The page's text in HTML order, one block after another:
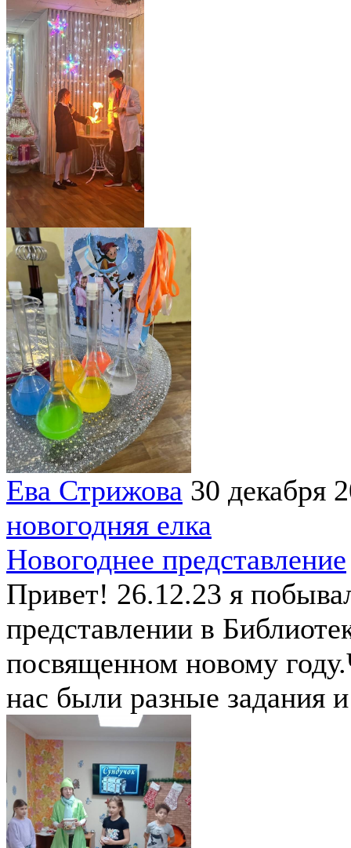
Ева Стрижова 30 декабря
новогодняя елка
Новогоднее представление
Привет! 26.12.23 я
представлении в
посвященном новому
нас были разные задания